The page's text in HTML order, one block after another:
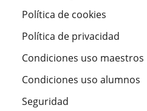
Política de cookies
Política de privacidad
Condiciones uso maestros
Condiciones uso alumnos
Seguridad